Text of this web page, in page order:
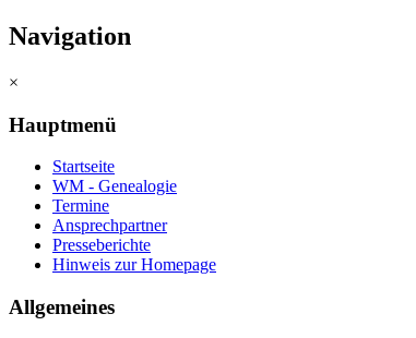
Navigation
×
Hauptmenü
Startseite
WM - Genealogie
Termine
Ansprechpartner
Presseberichte
Hinweis zur Homepage
Allgemeines